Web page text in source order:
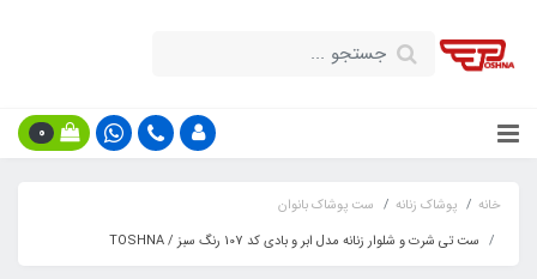
0
خانه پوشاک زنانه
ست پوشاک بانوان
ست تی شرت و شلوار زنانه مدل ابر و بادی کد 107 رنگ سبز / TOSHNA